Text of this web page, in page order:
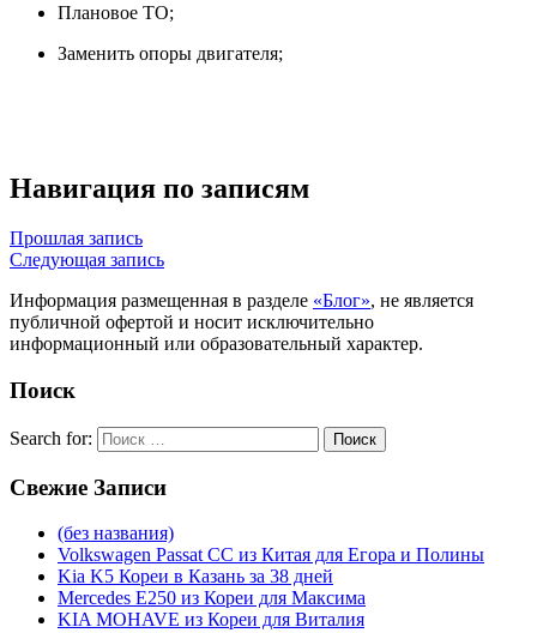
Плановое ТО;
Заменить опоры двигателя;
Навигация по записям
Прошлая запись
Следующая запись
Информация размещенная в разделе «Блог», не является
публичной офертой и носит исключительно
информационный или образовательный характер.
Поиск
Search for: Поиск
Свежие Записи
(без названия)
Volkswagen Passat CC из Китая для Егора и Полины
Kia K5 Кореи в Казань за 38 дней
Mercedes E250 из Кореи для Максима
KIA MOHAVE из Кореи для Виталия